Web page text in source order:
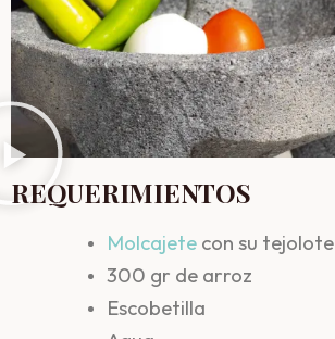
REQUERIMIENTOS
Molcajete con su tejolote
300 gr de arroz
Escobetilla